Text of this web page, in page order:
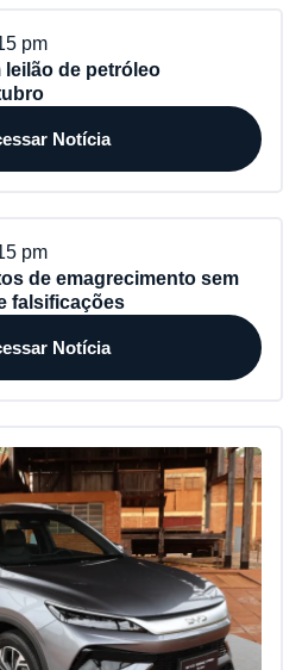
pm
leilão de petróleo
Notícia
pm
de emagrecimento sem
falsificações
Notícia